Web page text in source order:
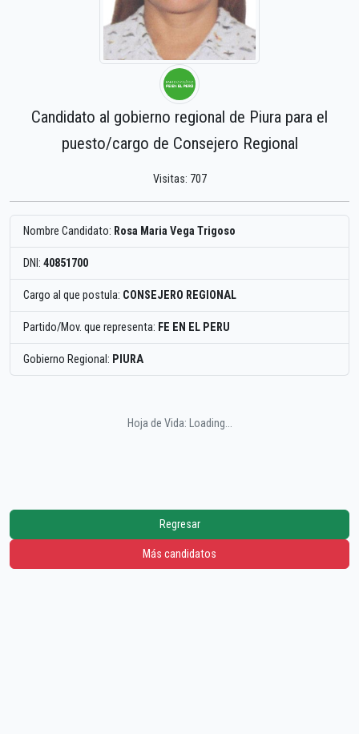
Candidato al gobierno regional de Piura para el
puesto/cargo de Consejero Regional
Visitas: 707
Nombre Candidato: Rosa Maria Vega Trigoso
DNI: 40851700
Cargo al que postula: CONSEJERO REGIONAL
Partido/Mov. que representa: FE EN EL PERU
Gobierno Regional: PIURA
Hoja de Vida: Loading...
Regresar
Más candidatos